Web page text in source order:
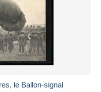
le Ballon-signal